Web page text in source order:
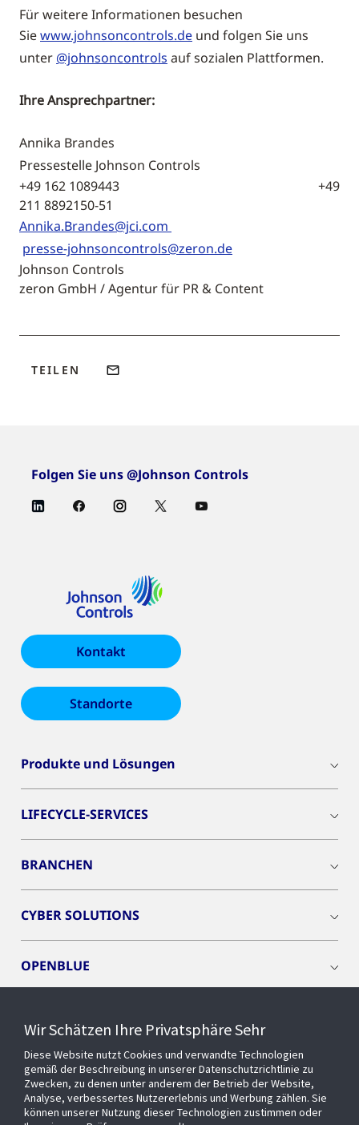
Für weitere Informationen besuchen
Siewww.johnsoncontrols.de und folgen Sie uns
unter @johnsoncontrols auf sozialen Plattformen.
Ihre Ansprechpartner:
Annika Brandes
Pressestelle Johnson Controls
+49 162 1089443 +49
211 8892150-51
Annika.Brandes@jci.com
presse-johnsoncontrols@zeron.de
Johnson Controls
zeron GmbH / Agentur für PR & Content
TEILEN
Folgen Sie uns @Johnson Controls
Kontakt
Standorte
Produkte und Lösungen
LIFECYCLE-SERVICES
BRANCHEN
CYBER SOLUTIONS
OPENBLUE
EVENTS
Über uns
Wir Schätzen Ihre Privatsphäre Sehr
Diese Website nutzt Cookies und verwandte Technologien
gemäß der Beschreibung in unserer Datenschutzrichtlinie zu
Zwecken, zu denen unter anderem der Betrieb der Website,
Analyse, verbessertes Nutzererlebnis und Werbung zählen. Sie
können unserer Nutzung dieser Technologien zustimmen oder